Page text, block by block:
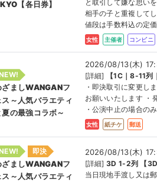
【各日券】
と取引して嫌な思い
相手の子と重複して
値段は手数料込の定
女性 主催者 コンビニ
ざましWANGANフ
ス～人気バラエティ
夏の最強コラボ～
2026/08/13(木)
[詳細]
【1C｜8-11列
・即決取引に変更し
お願いいたします ・
・公演中止の場合の
女性 紙チケ 郵送
即決
ざましWANGANフ
ス～人気バラエティ
2026/08/13(木)
[詳細]3D 1-2列 【
当日現地手渡し又は